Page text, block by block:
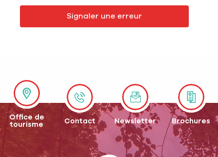
Signaler une erreur
Office de
tourisme
Contact Newsletter Brochures